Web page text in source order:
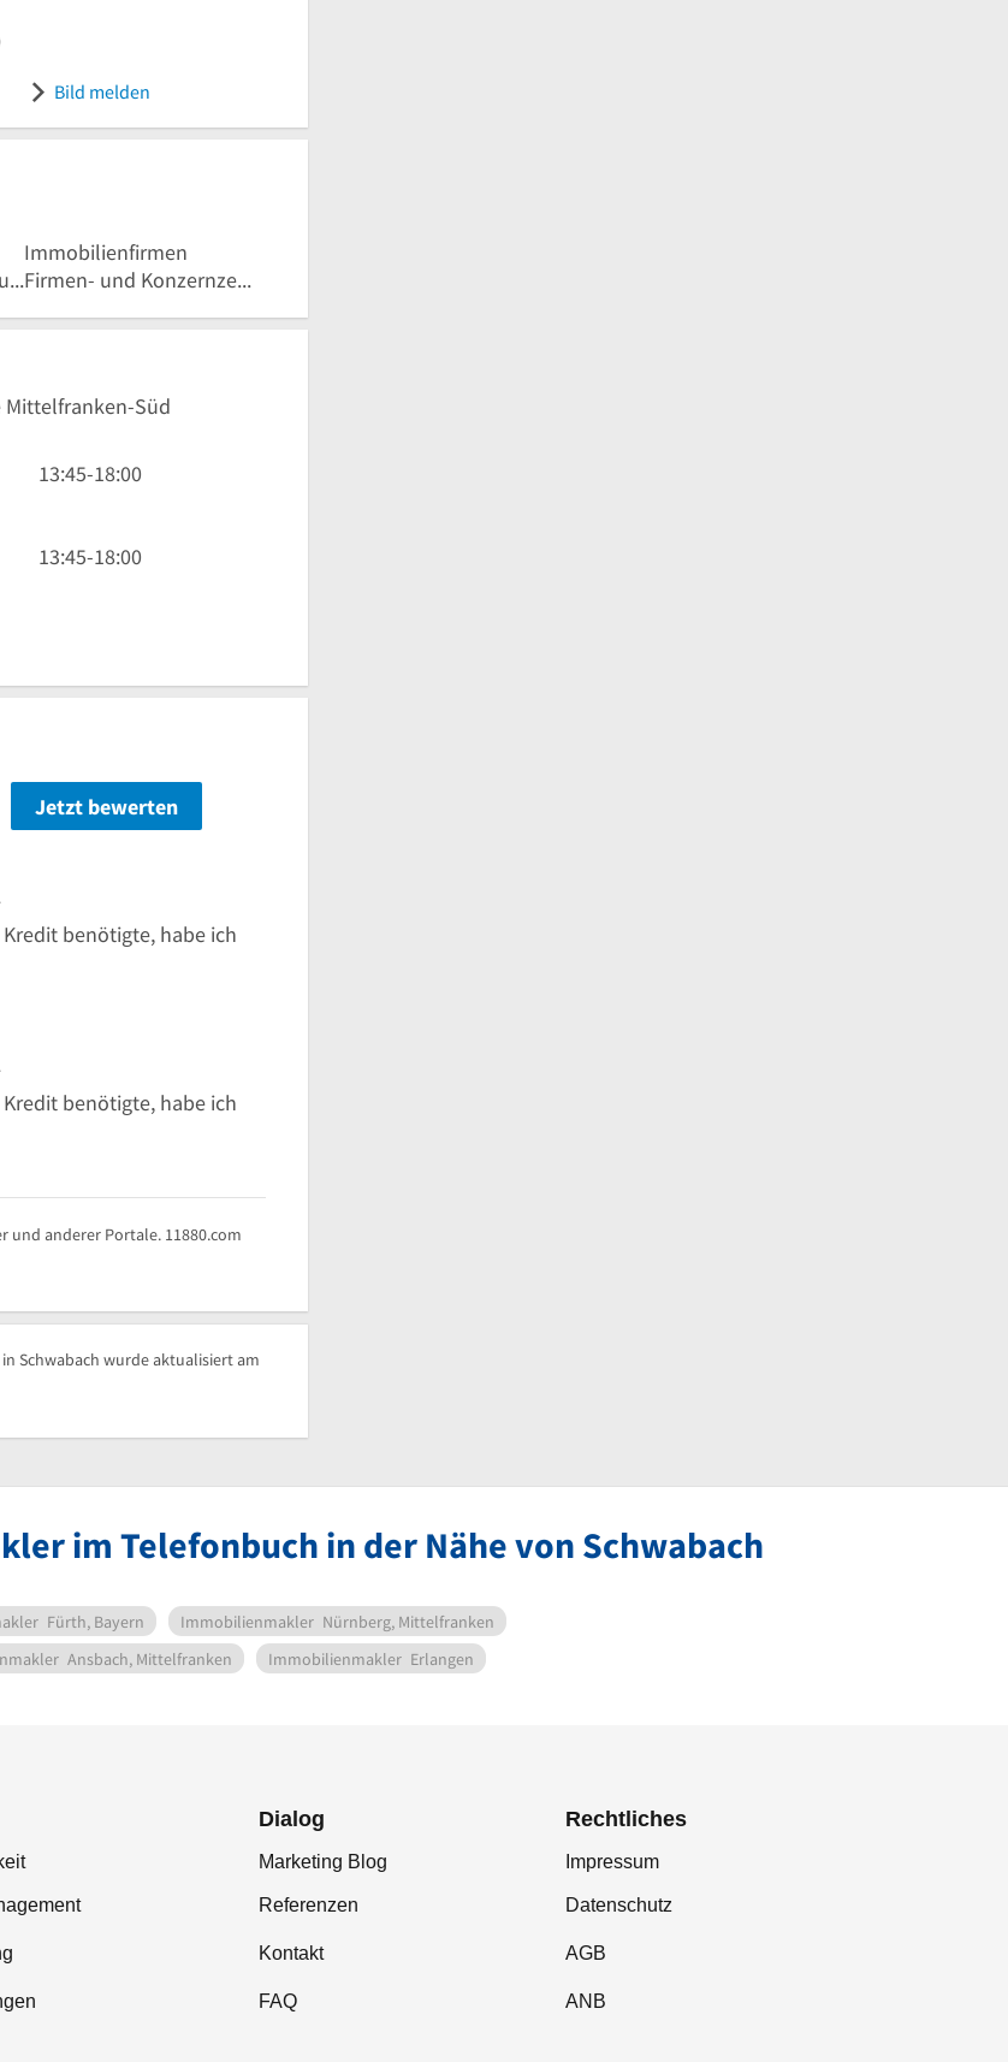
Süd
Bild melden
Immobilienfirmen
Baufinanzierungsberatung Firmen- und Konzernzentrale
Mittelfranken-Süd
13
bis
13:45-18:00
13
Uhr
13:45-18:00
Jetzt bewerten
benötigte, habe ich
benötigte, habe ich
und anderer Portale. 11880.com
Schwabach wurde aktualisiert am
im Telefonbuch in der Nähe von Schwabach
Fürth, Bayern Immobilienmakler Nürnberg, Mittelfranken
Ansbach, Mittelfranken Immobilienmakler Erlangen
Dialog
Marketing Blog
Referenzen
Kontakt
FAQ
Rechtliches
Impressum
Datenschutz
AGB
ANB